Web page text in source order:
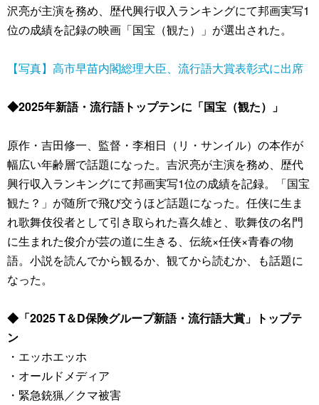
沢亮が主演を務め、歴代興行収入ランキングにて邦画実写1
位の成績を記録の映画「国宝（観た）」が選出された。
【写真】高市早苗内閣総理大臣、流行語大賞表彰式に出席
◆2025年新語・流行語トップテンに「国宝（観た）」
原作・吉田修一、監督・李相日（リ・サンイル）の本作が
幅広い年齢層で話題になった。吉沢亮が主演を務め、歴代
興行収入ランキングにて邦画実写1位の成績を記録。「国宝
観た？」が随所で飛び交うほど話題になった。任侠に生ま
れ歌舞伎役者として引き取られた喜久雄と、歌舞伎の名門
に生まれた俊介が芸の道に生きる、伝統×任侠×青春の物
語。小説を読んでから観るか、観てから読むか、も話題に
なった。
◆「2025 T＆D保険グループ新語・流行語大賞」トップテ
ン
・エッホエッホ
・オールドメディア
・緊急銃猟／クマ被害